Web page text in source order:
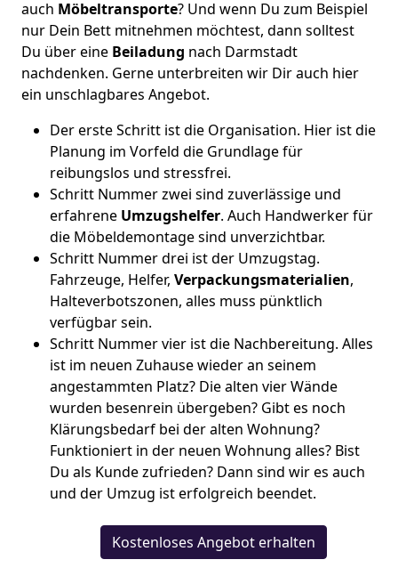
auch Möbeltransporte? Und wenn Du zum Beispiel
nur Dein Bett mitnehmen möchtest, dann solltest
Du über eine Beiladung nach Darmstadt
nachdenken. Gerne unterbreiten wir Dir auch hier
ein unschlagbares Angebot.
Der erste Schritt ist die Organisation. Hier ist die
Planung im Vorfeld die Grundlage für
reibungslos und stressfrei.
Schritt Nummer zwei sind zuverlässige und
erfahrene Umzugshelfer. Auch Handwerker für
die Möbeldemontage sind unverzichtbar.
Schritt Nummer drei ist der Umzugstag.
Fahrzeuge, Helfer, Verpackungsmaterialien,
Halteverbotszonen, alles muss pünktlich
verfügbar sein.
Schritt Nummer vier ist die Nachbereitung. Alles
ist im neuen Zuhause wieder an seinem
angestammten Platz? Die alten vier Wände
wurden besenrein übergeben? Gibt es noch
Klärungsbedarf bei der alten Wohnung?
Funktioniert in der neuen Wohnung alles? Bist
Du als Kunde zufrieden? Dann sind wir es auch
und der Umzug ist erfolgreich beendet.
Kostenloses Angebot erhalten